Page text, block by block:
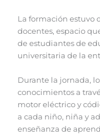
La formación estuvo
docentes, espacio
de estudiantes de
universitaria de la
Durante la jornada,
conocimientos a
motor eléctrico y
a cada niño, niña y
enseñanza de